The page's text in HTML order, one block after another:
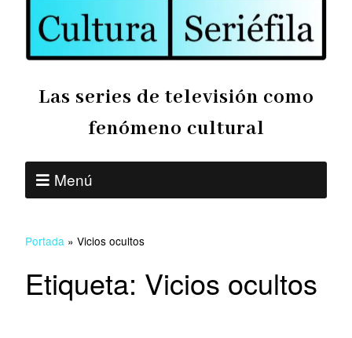
Las series de televisión como
fenómeno cultural
Menú
Portada » Vicios ocultos
Etiqueta: Vicios ocultos